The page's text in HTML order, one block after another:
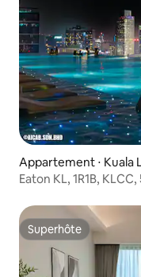
Appartement ⋅ Kuala
Eaton KL, 1R1B,
Superhôte
Superhôte